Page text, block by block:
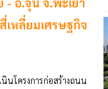
หลี่ยมเศรษฐกิจ
นโครงการก่อสร้างถนน